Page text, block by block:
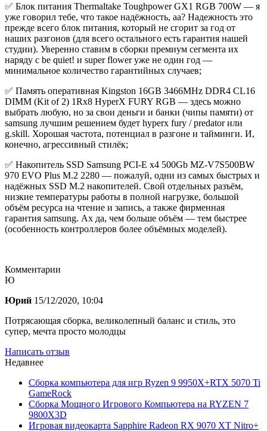
✅ Блок питания Thermaltake Toughpower GX1 RGB 700W — я
уже говорил тебе, что такое надёжность, аа? Надежность это
прежде всего блок питания, который не сгорит за год от
наших разгонов (для всего остального есть гарантия нашей
студии). Уверенно ставим в сборки премиум сегмента их
наряду с be quiet! и super flower уже не один год —
минимальное количество гарантийных случаев;
✅ Память оперативная Kingston 16GB 3466MHz DDR4 CL16
DIMM (Kit of 2) 1Rx8 HyperX FURY RGB — здесь можно
выбрать любую, но за свои деньги и банки (чипы памяти) от
samsung лучшим решением будет hyperx fury / predator или
g.skill. Хорошая частота, потенциал в разгоне и тайминги. И,
конечно, агрессивный стилёк;
✅ Накопитель SSD Samsung PCI-E x4 500Gb MZ-V7S500BW
970 EVO Plus M.2 2280 — пожалуй, одни из самых быстрых и
надёжных SSD M.2 накопителей. Свой отдельных разъём,
низкие температуры работы в полной нагрузке, большой
объём ресурса на чтение и запись, а также фирменная
гарантия samsung. Ах да, чем больше объём — тем быстрее
(особенность контроллеров более объёмных моделей).
Комментарии
Ю
Юрий 15/12/2020, 10:04
Потрясающая сборка, великолепный баланс и стиль, это
супер, мечта просто молодцы
Написать отзыв
Недавнее
Сборка компьютера для игр Ryzen 9 9950X+RTX 5070 Ti
GameRock
Сборка Мощного Игрового Компьютера на RYZEN 7
9800X3D
Игровая видеокарта Sapphire Radeon RX 9070 XT Nitro+